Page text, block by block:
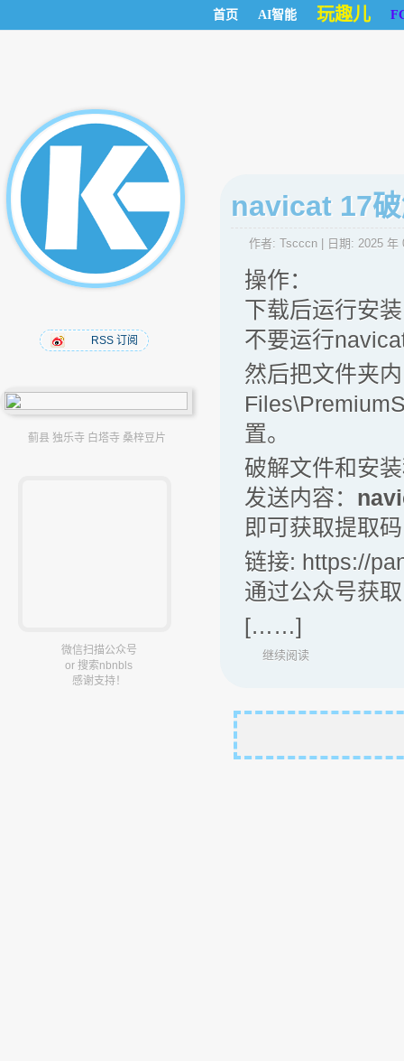
首页 AI智能 玩趣儿
RSS 订阅
蓟县 独乐寺 白塔寺 桑梓豆片
微信扫描公众号
or 搜索nbnbls
感谢支持！
navicat 17
作者: Tscccn | 日期: 2025 年
操作：
下载后运行安
不要运行
然后把文件夹
置。
破解文件和安
发送内容：
即可获取提取码
链接: https://
通过公众号获取
[……]
继续阅读